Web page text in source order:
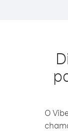
O